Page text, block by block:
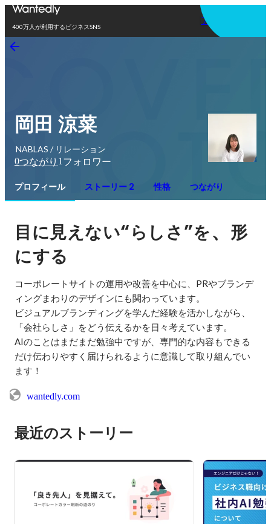
400万人が利用するビジネスSNS
アプリを使う
岡田 涼菜
NABLAS / リレーション
0つながり 1 フォロワー
プロフィール ストーリー 2 性格 つながり
目に見えない“らしさ”を、形
にする
コーポレートサイトの運用や改善を中心に、PRやブランデ
ィングまわりのデザインにも関わっています。
ビジュアルブランディングを学んだ経験を活かしながら、
「会社らしさ」をどう伝えるかを日々考えています。
AIのことはまだまだ勉強中ですが、専門的な内容もできる
だけ伝わりやすく届けられるように意識して取り組んでい
ます！
wantedly.com
最近のストーリー